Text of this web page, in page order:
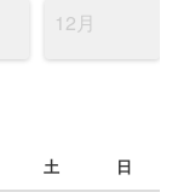
12月
土 日